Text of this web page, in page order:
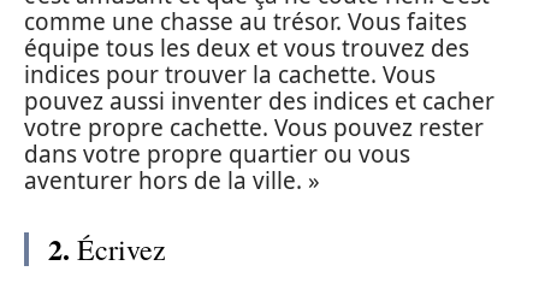
comme une chasse au trésor. Vous faites
équipe tous les deux et vous trouvez des
indices pour trouver la cachette. Vous
pouvez aussi inventer des indices et cacher
votre propre cachette. Vous pouvez rester
dans votre propre quartier ou vous
aventurer hors de la ville. »
2. Écrivez